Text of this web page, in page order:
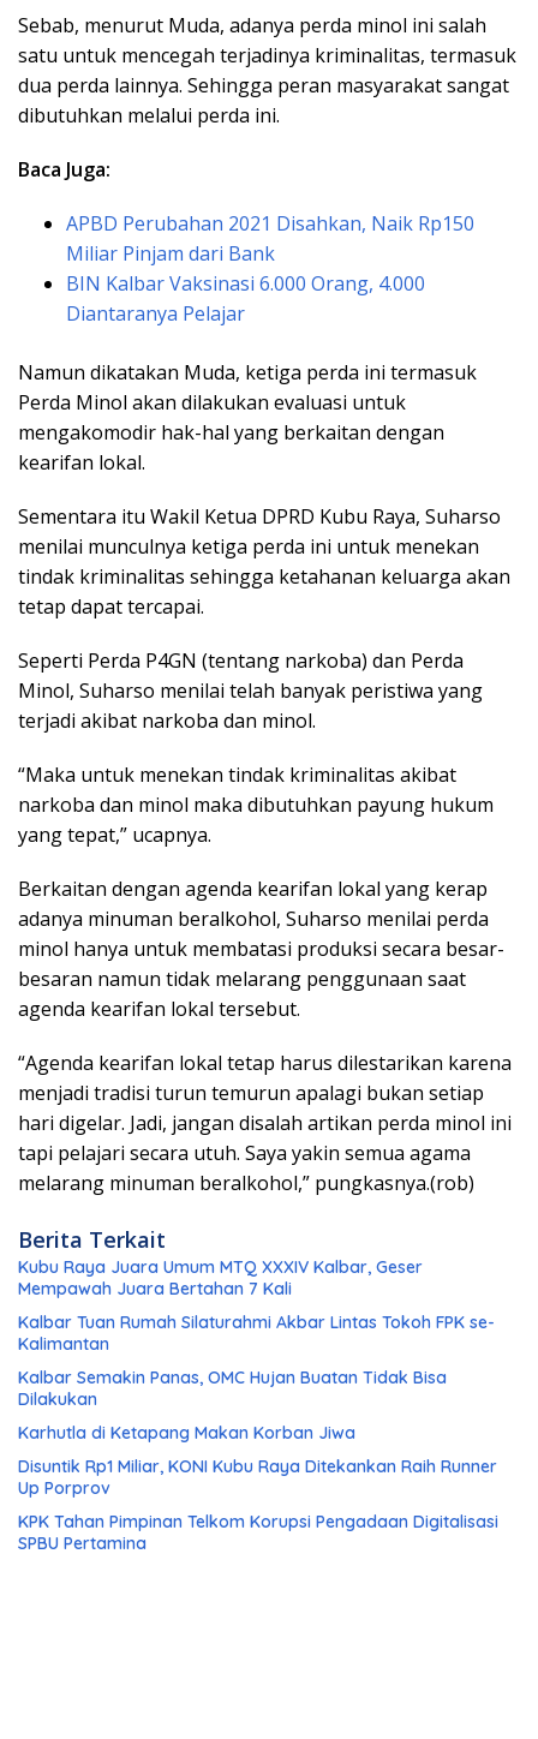
Sebab, menurut Muda, adanya perda minol ini salah
satu untuk mencegah terjadinya kriminalitas, termasuk
dua perda lainnya. Sehingga peran masyarakat sangat
dibutuhkan melalui perda ini.
Baca Juga:
APBD Perubahan 2021 Disahkan, Naik Rp150
Miliar Pinjam dari Bank
BIN Kalbar Vaksinasi 6.000 Orang, 4.000
Diantaranya Pelajar
Namun dikatakan Muda, ketiga perda ini termasuk
Perda Minol akan dilakukan evaluasi untuk
mengakomodir hak-hal yang berkaitan dengan
kearifan lokal.
Sementara itu Wakil Ketua DPRD Kubu Raya, Suharso
menilai munculnya ketiga perda ini untuk menekan
tindak kriminalitas sehingga ketahanan keluarga akan
tetap dapat tercapai.
Seperti Perda P4GN (tentang narkoba) dan Perda
Minol, Suharso menilai telah banyak peristiwa yang
terjadi akibat narkoba dan minol.
“Maka untuk menekan tindak kriminalitas akibat
narkoba dan minol maka dibutuhkan payung hukum
yang tepat,” ucapnya.
Berkaitan dengan agenda kearifan lokal yang kerap
adanya minuman beralkohol, Suharso menilai perda
minol hanya untuk membatasi produksi secara besar-
besaran namun tidak melarang penggunaan saat
agenda kearifan lokal tersebut.
“Agenda kearifan lokal tetap harus dilestarikan karena
menjadi tradisi turun temurun apalagi bukan setiap
hari digelar. Jadi, jangan disalah artikan perda minol ini
tapi pelajari secara utuh. Saya yakin semua agama
melarang minuman beralkohol,” pungkasnya.(rob)
Berita Terkait
Kubu Raya Juara Umum MTQ XXXIV Kalbar, Geser
Mempawah Juara Bertahan 7 Kali
Kalbar Tuan Rumah Silaturahmi Akbar Lintas Tokoh FPK se-
Kalimantan
Kalbar Semakin Panas, OMC Hujan Buatan Tidak Bisa
Dilakukan
Karhutla di Ketapang Makan Korban Jiwa
Disuntik Rp1 Miliar, KONI Kubu Raya Ditekankan Raih Runner
Up Porprov
KPK Tahan Pimpinan Telkom Korupsi Pengadaan Digitalisasi
SPBU Pertamina